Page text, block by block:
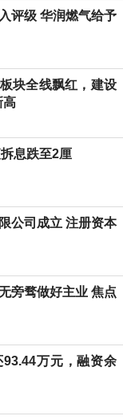
评级 华润燃气给予
块全线飘红，建设
高
息跌至2厘
公司成立 注册资本
旁骛做好主业 焦点
万元，融资余